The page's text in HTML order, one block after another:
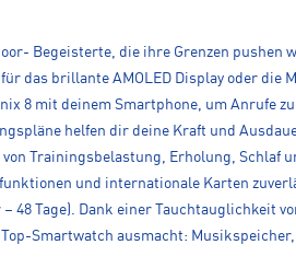
Begeisterte, die ihre Grenzen pushen
das brillante AMOLED Display oder die
8 mit deinem Smartphone, um Anrufe
helfen dir deine Kraft und
Trainingsbelastung, Erholung, Schlaf
und internationale Karten
Tage). Dank einer Tauchtauglichkeit
Smartwatch ausmacht: